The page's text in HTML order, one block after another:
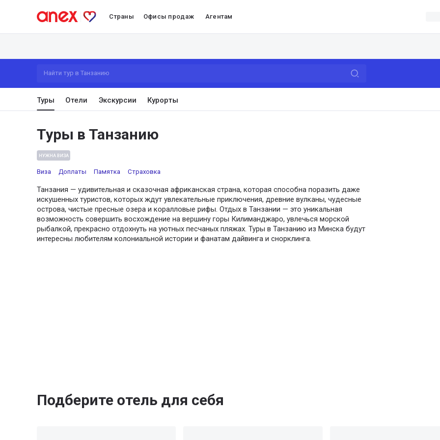
Страны Офисы продаж Агентам
Найти тур в Танзанию
Туры Отели Экскурсии Курорты
Туры в Танзанию
НУЖНА ВИЗА
Виза Доплаты Памятка Страховка
Танзания — удивительная и сказочная африканская страна, которая способна поразить даже
искушенных туристов, которых ждут увлекательные приключения, древние вулканы, чудесные
острова, чистые пресные озера и коралловые рифы. Отдых в Танзании — это уникальная
возможность совершить восхождение на вершину горы Килиманджаро, увлечься морской
рыбалкой, прекрасно отдохнуть на уютных песчаных пляжах. Туры в Танзанию из Минска будут
интересны любителям колониальной истории и фанатам дайвинга и снорклинга.
Подберите отель для себя